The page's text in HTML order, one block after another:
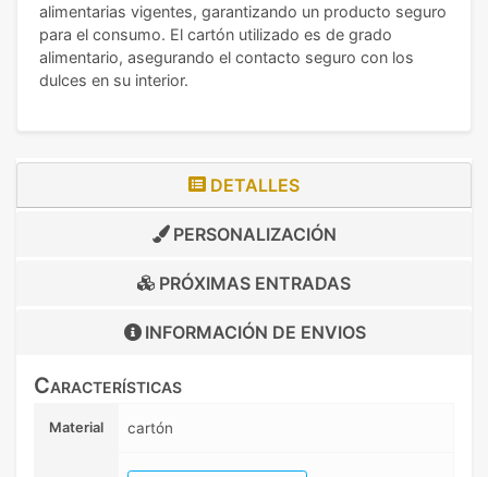
alimentarias vigentes, garantizando un producto seguro
para el consumo. El cartón utilizado es de grado
alimentario, asegurando el contacto seguro con los
dulces en su interior.
DETALLES
PERSONALIZACIÓN
PRÓXIMAS ENTRADAS
INFORMACIÓN DE ENVIOS
Características
Material cartón